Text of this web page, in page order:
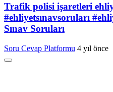
Trafik polisi işaretleri
#ehliyetsınavsoruları
Sınav Soruları
Soru Cevap Platformu 4 yıl önce